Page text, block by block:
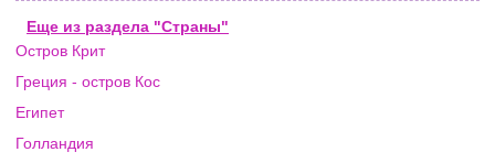
Еще из раздела "Страны"
Остров Крит
Греция - остров Кос
Египет
Голландия